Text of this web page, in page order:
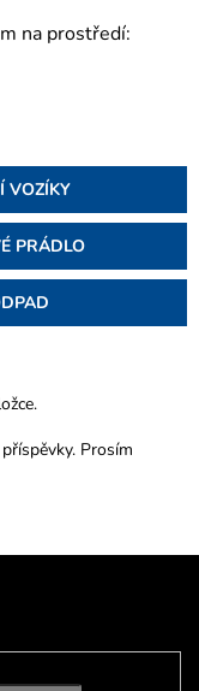
na prostředí:
VOZÍKY
PRÁDLO
Prosím